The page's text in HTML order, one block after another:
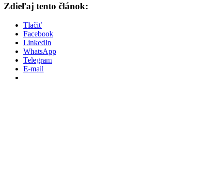
Zdieľaj tento článok:
Tlačiť
Facebook
LinkedIn
WhatsApp
Telegram
E-mail